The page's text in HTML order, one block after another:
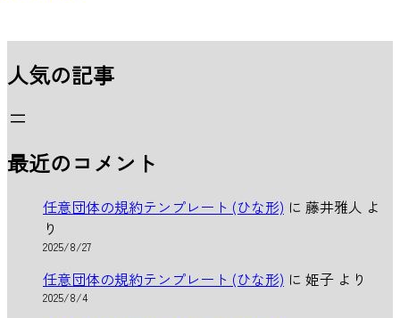
人気の記事
最近のコメント
任意団体の規約テンプレート (ひな形) に 藤井雅人 よ
り
2025/8/27
任意団体の規約テンプレート (ひな形) に 姫子 より
2025/8/4